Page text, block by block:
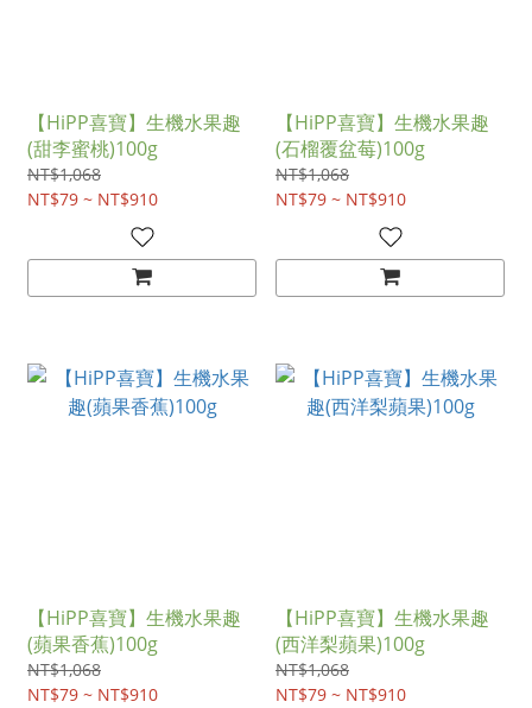
【HiPP喜寶】生機水果趣
(甜李蜜桃)100g
NT$1,068
NT$79 ~ NT$910
【HiPP喜寶】生機水果趣
(石榴覆盆莓)100g
NT$1,068
NT$79 ~ NT$910
【HiPP喜寶】生機水果趣
(蘋果香蕉)100g
NT$1,068
NT$79 ~ NT$910
【HiPP喜寶】生機水果趣
(西洋梨蘋果)100g
NT$1,068
NT$79 ~ NT$910